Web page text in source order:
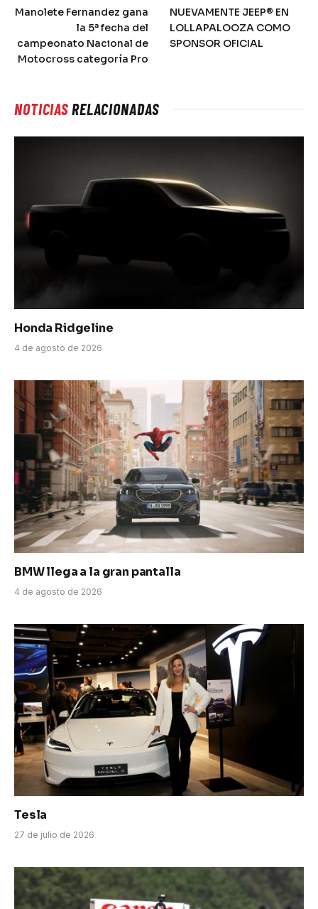
Manolete Fernandez gana
la 5ª fecha del
campeonato Nacional de
Motocross categoría Pro
NUEVAMENTE JEEP® EN
LOLLAPALOOZA COMO
SPONSOR OFICIAL
NOTICIASRELACIONADAS
Honda Ridgeline
4 de agosto de 2026
BMW llega a la gran pantalla
4 de agosto de 2026
Tesla
27 de julio de 2026